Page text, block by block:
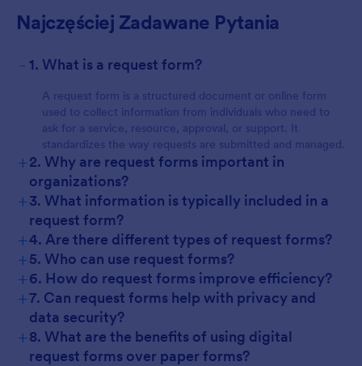
Najczęściej Zadawane Pytania
- 1. What is a request form?
A request form is a structured document or online form
used to collect information from individuals who need to
ask for a service, resource, approval, or support. It
standardizes the way requests are submitted and managed.
+2. Why are request forms important in
organizations?
+3. What information is typically included in a
request form?
+4. Are there different types of request forms?
+5. Who can use request forms?
+6. How do request forms improve efficiency?
+7. Can request forms help with privacy and
data security?
+8. What are the benefits of using digital
request forms over paper forms?